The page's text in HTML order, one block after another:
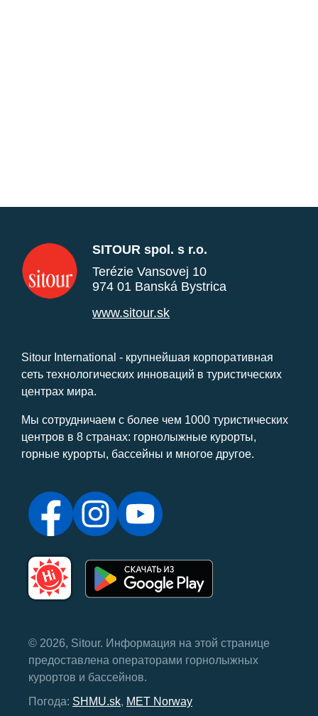
SITOUR spol. s r.o.
Terézie Vansovej 10
974 01 Banská Bystrica
www.sitour.sk
Sitour International - крупнейшая корпоративная
сеть технологических инноваций в туристических
центрах мира.
Мы сотрудничаем с более чем 1000 туристических
центров в 8 странах: горнолыжные курорты,
горные курорты, бассейны и многое другое.
© 2026, Sitour. Информация на этой странице
предоставлена ​​операторами горнолыжных
курортов и бассейнов.
Погода: SHMU.sk, MET Norway